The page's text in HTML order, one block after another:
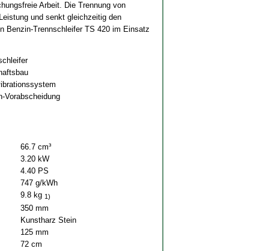
Arbeit. Die Trennung von
und senkt gleichzeitig den
Benzin-Trennschleifer TS 420 im Einsatz
Vorabscheidung
66.7 cm³
3.20 kW
4.40 PS
747 g/kWh
9.8 kg 1)
350 mm
Kunstharz Stein
125 mm
72 cm